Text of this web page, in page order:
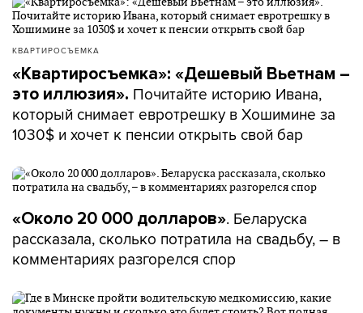
КВАРТИРОСЪЕМКА
«Квартиросъемка»: «Дешевый Вьетнам –
это иллюзия». Почитайте историю Ивана,
который снимает евротрешку в Хошимине за
1030$ и хочет к пенсии открыть свой бар
«Около 20 000 долларов». Беларуска
рассказала, сколько потратила на свадьбу, – в
комментариях разгорелся спор